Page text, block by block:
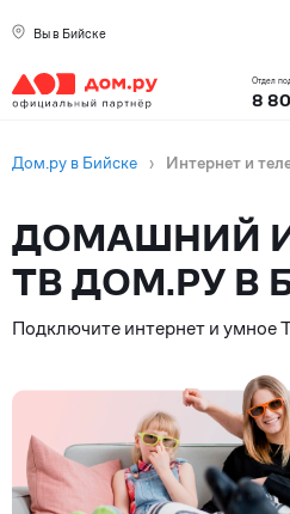
Вы в Бийске
Отдел
8
Дом.ру в Бийске › Интернет и
ДОМАШНИЙ
ТВ ДОМ.РУ В
Подключите интернет и умное